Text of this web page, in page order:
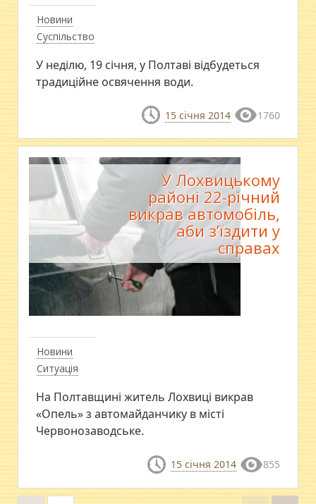
Новини
Суспільство
У неділю, 19 січня, у Полтаві відбудеться
традиційне освячення води.
15 січня 2014 1760
Новини
Ситуація
У Лохвицькому
районі 22-річний
викрав автомобіль,
аби з’їздити у
справах
На Полтавщині житель Лохвиці викрав
«Опель» з автомайданчику в місті
Червонозаводське.
15 січня 2014 855